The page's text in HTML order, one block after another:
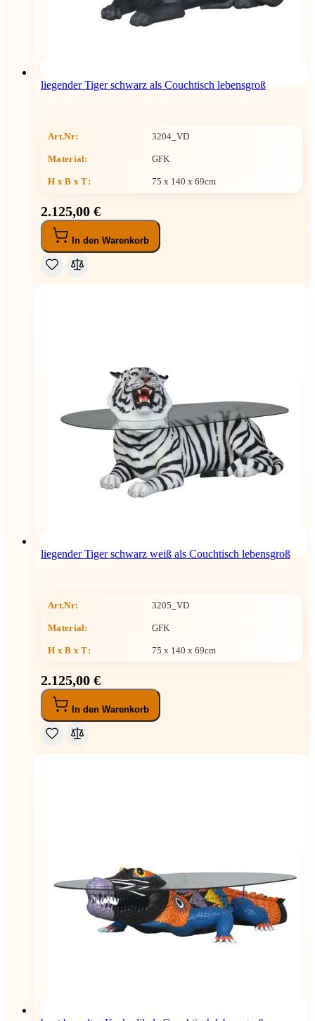
liegender Tiger schwarz als Couchtisch lebensgroß
Art.Nr: 3204_VD
Material: GFK
H x B x T: 75 x 140 x 69cm
2.125,00 €
In den Warenkorb
liegender Tiger schwarz weiß als Couchtisch lebensgroß
Art.Nr: 3205_VD
Material: GFK
H x B x T: 75 x 140 x 69cm
2.125,00 €
In den Warenkorb